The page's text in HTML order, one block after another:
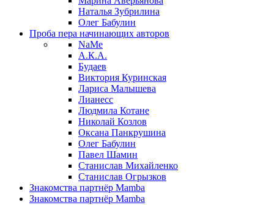
Наталья Зубрилина
Олег Бабулин
Проба пера начинающих авторов
NaMe
А.К.А.
Будаев
Виктория Куринская
Лариса Малышева
Лианесс
Людмила Котане
Николай Козлов
Оксана Панкрушина
Олег Бабулин
Павел Шамин
Станислав Михайленко
Станислав Огрызков
Знакомства партнёр Mamba
Знакомства партнёр Mamba